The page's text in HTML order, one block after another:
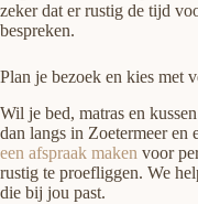
zeker dat er rustig de tijd
bespreken.
Plan je bezoek en kies met
Wil je bed, matras en
dan langs in Zoetermeer en
een afspraak maken voor
rustig te proefliggen. We
die bij jou past.